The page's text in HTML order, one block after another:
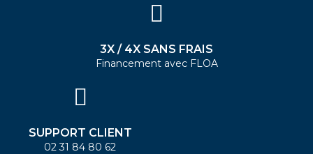
3X / 4X SANS FRAIS
Financement avec FLOA
SUPPORT CLIENT
02 31 84 80 62